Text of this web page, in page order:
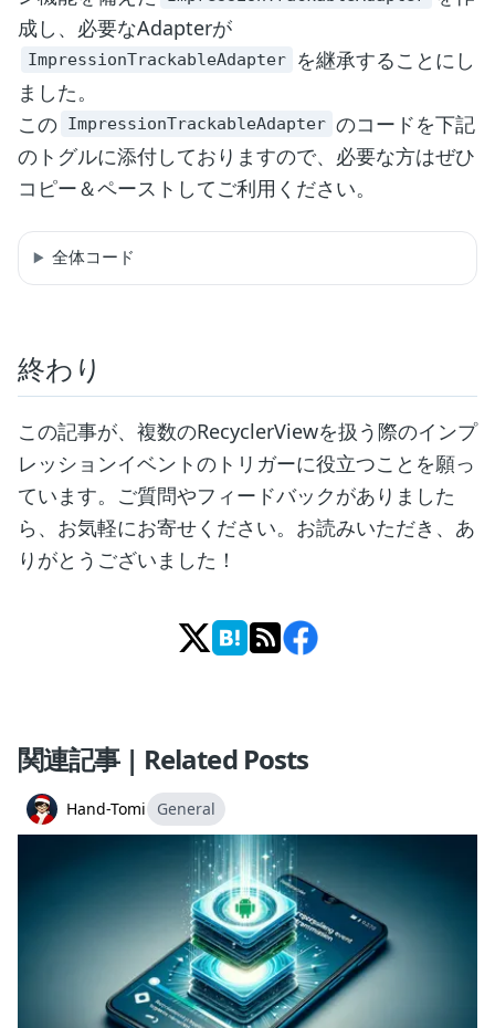
成し、必要なAdapterが
ImpressionTrackableAdapter
を継承することにし
ました。
この ImpressionTrackableAdapter のコードを下記
のトグルに添付しておりますので、必要な方はぜひ
コピー＆ペーストしてご利用ください。
全体コード
終わり
この記事が、複数のRecyclerViewを扱う際のインプ
レッションイベントのトリガーに役立つことを願っ
ています。ご質問やフィードバックがありました
ら、お気軽にお寄せください。お読みいただき、あ
りがとうございました！
関連記事 | Related Posts
Hand-Tomi General